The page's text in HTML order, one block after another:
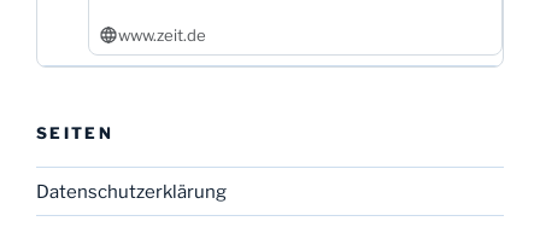
www.zeit.de
SEITEN
Datenschutzerklärung